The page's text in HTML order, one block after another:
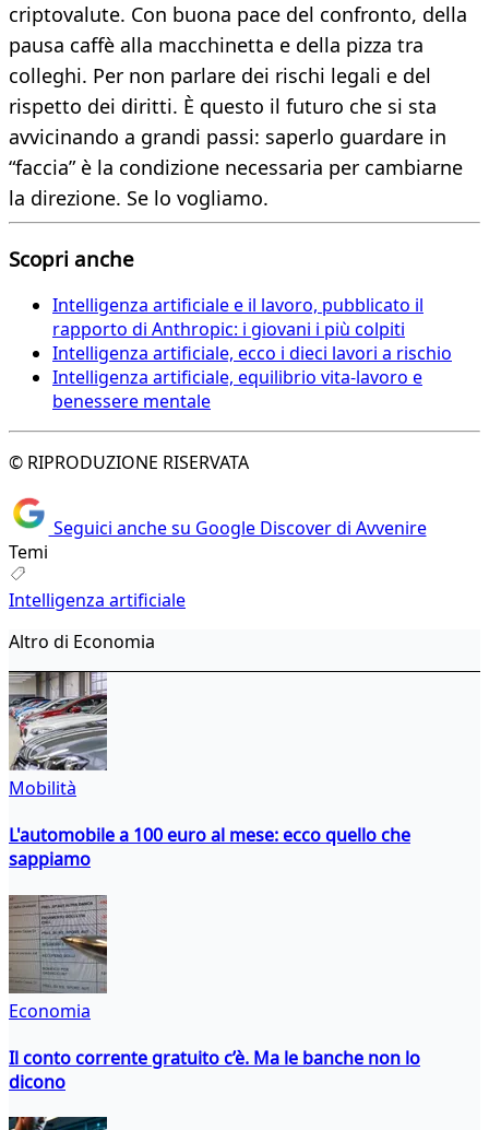
criptovalute. Con buona pace del confronto, della
pausa caffè alla macchinetta e della pizza tra
colleghi. Per non parlare dei rischi legali e del
rispetto dei diritti. È questo il futuro che si sta
avvicinando a grandi passi: saperlo guardare in
“faccia” è la condizione necessaria per cambiarne
la direzione. Se lo vogliamo.
Scopri anche
Intelligenza artificiale e il lavoro, pubblicato il
rapporto di Anthropic: i giovani i più colpiti
Intelligenza artificiale, ecco i dieci lavori a rischio
Intelligenza artificiale, equilibrio vita-lavoro e
benessere mentale
© RIPRODUZIONE RISERVATA
Seguici anche su Google Discover di Avvenire
Temi
Intelligenza artificiale
Altro di Economia
Mobilità
L'automobile a 100 euro al mese: ecco quello che
sappiamo
Economia
Il conto corrente gratuito c’è. Ma le banche non lo
dicono